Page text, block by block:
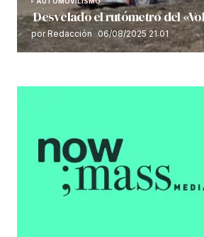
Desvelado el rutómetro del
por Redacción 06/08/2025 21:01